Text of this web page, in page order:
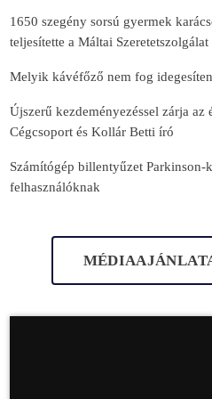
1650 szegény sorsú gyermek
teljesítette a Máltai Szeretetszolgálat
Melyik kávéfőző nem fog
Újszerű kezdeményezéssel zárja az
Cégcsoport és Kollár Betti író
Számítógép billentyűzet Parkinson-
felhasználóknak